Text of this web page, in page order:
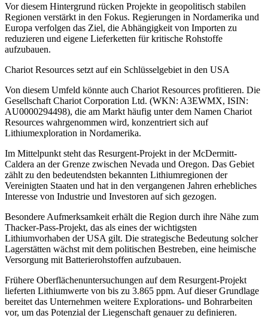
Vor diesem Hintergrund rücken Projekte in geopolitisch stabilen
Regionen verstärkt in den Fokus. Regierungen in Nordamerika und
Europa verfolgen das Ziel, die Abhängigkeit von Importen zu
reduzieren und eigene Lieferketten für kritische Rohstoffe
aufzubauen.
Chariot Resources setzt auf ein Schlüsselgebiet in den USA
Von diesem Umfeld könnte auch Chariot Resources profitieren. Die
Gesellschaft Chariot Corporation Ltd. (WKN: A3EWMX, ISIN:
AU0000294498), die am Markt häufig unter dem Namen Chariot
Resources wahrgenommen wird, konzentriert sich auf
Lithiumexploration in Nordamerika.
Im Mittelpunkt steht das Resurgent-Projekt in der McDermitt-
Caldera an der Grenze zwischen Nevada und Oregon. Das Gebiet
zählt zu den bedeutendsten bekannten Lithiumregionen der
Vereinigten Staaten und hat in den vergangenen Jahren erhebliches
Interesse von Industrie und Investoren auf sich gezogen.
Besondere Aufmerksamkeit erhält die Region durch ihre Nähe zum
Thacker-Pass-Projekt, das als eines der wichtigsten
Lithiumvorhaben der USA gilt. Die strategische Bedeutung solcher
Lagerstätten wächst mit dem politischen Bestreben, eine heimische
Versorgung mit Batterierohstoffen aufzubauen.
Frühere Oberflächenuntersuchungen auf dem Resurgent-Projekt
lieferten Lithiumwerte von bis zu 3.865 ppm. Auf dieser Grundlage
bereitet das Unternehmen weitere Explorations- und Bohrarbeiten
vor, um das Potenzial der Liegenschaft genauer zu definieren.